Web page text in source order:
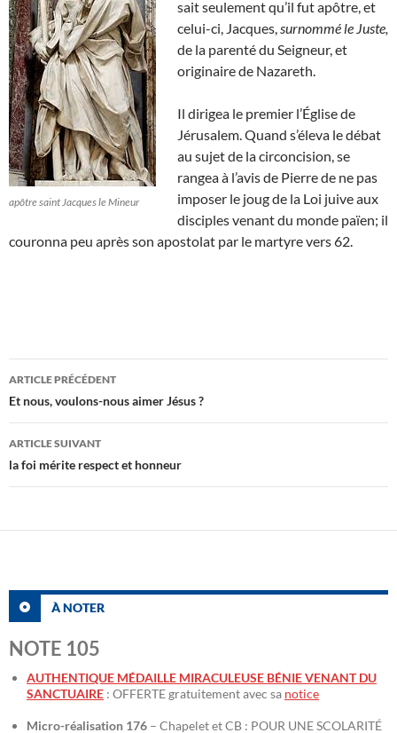
apôtre saint Jacques le Mineur
sait seulement qu’il fut apôtre, et
celui-ci, Jacques,surnommé le Juste,
de la parenté du Seigneur, et
originaire de Nazareth.
Il dirigea le premier l’Église de
Jérusalem. Quand s’éleva le débat
au sujet de la circoncision, se
rangea à l’avis de Pierre de ne pas
imposer le joug de la Loi juive aux
disciples venant du monde païen; il
couronna peu après son apostolat par le martyre vers 62.
Navigation
des
articles
ARTICLE PRÉCÉDENT
Et nous, voulons-nous aimer Jésus ?
ARTICLE SUIVANT
la foi mérite respect et honneur
À NOTER
NOTE 105
AUTHENTIQUE MÉDAILLE MIRACULEUSE BÉNIE VENANT DU
SANCTUAIRE : OFFERTE gratuitement avec sa notice
Micro-réalisation 176 – Chapelet et CB : POUR UNE SCOLARITÉ